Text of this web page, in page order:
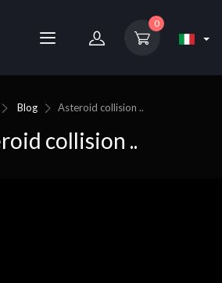
0
Blog Asteroid collision ..
collision ..